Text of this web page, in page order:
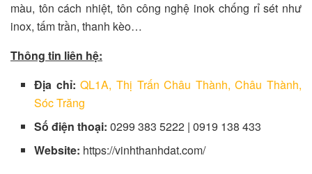
màu, tôn cách nhiệt, tôn công nghệ inok chống rỉ sét như
inox, tấm trần, thanh kèo…
Thông tin liên hệ:
Địa chỉ:QL1A, Thị Trấn Châu Thành, Châu Thành,
Sóc Trăng
Số điện thoại: 0299 383 5222 | 0919 138 433
Website: https://vinhthanhdat.com/